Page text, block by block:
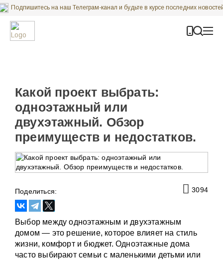
Подпишитесь на наш Телеграм-канал и будьте в курсе последних
Какой проект выбрать:
одноэтажный или
двухэтажный. Обзор
преимуществ и недостатков.
Поделиться: 3094
Выбор между одноэтажным и двухэтажным
домом — это решение, которое влияет на стиль
жизни, комфорт и бюджет. Одноэтажные дома
часто выбирают семьи с маленькими детьми или